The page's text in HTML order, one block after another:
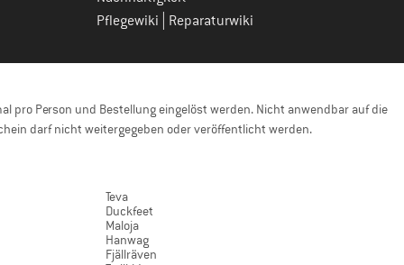
Pflegewiki
Reparaturwiki
pro Person und Bestellung eingelöst werden. Nicht anwendbar auf die
darf nicht weitergegeben oder veröffentlicht werden.
Teva
Duckfeet
Maloja
Hanwag
Fjällräven